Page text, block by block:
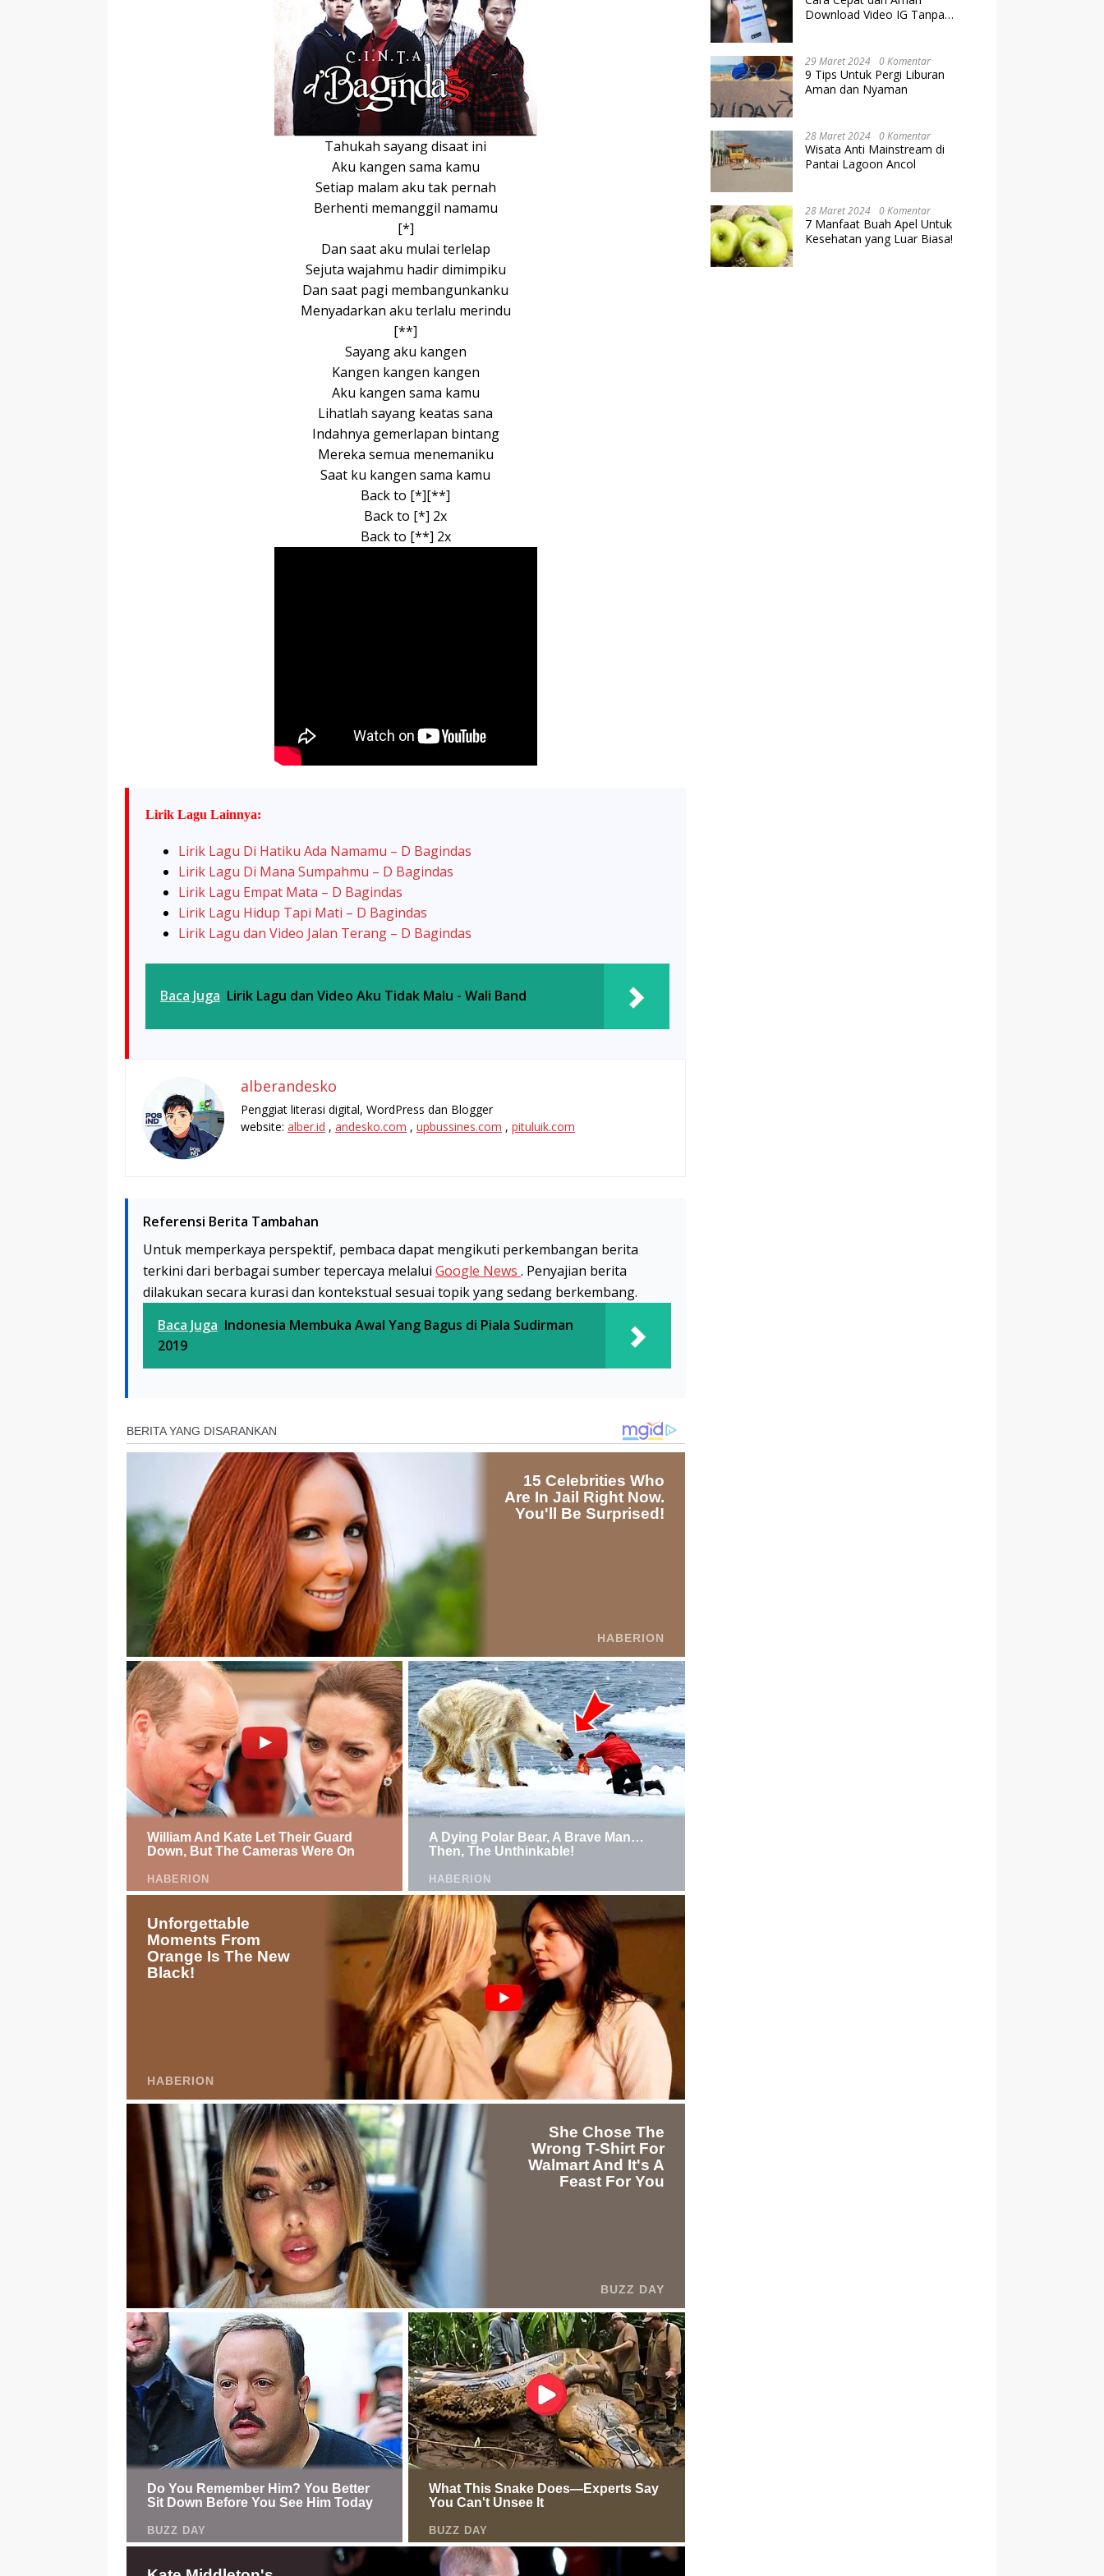
Tahukah sayang disaat ini
Aku kangen sama kamu
Setiap malam aku tak pernah
Berhenti memanggil namamu
[*]
Dan saat aku mulai terlelap
Sejuta wajahmu hadir dimimpiku
Dan saat pagi membangunkanku
Menyadarkan aku terlalu merindu
[**]
Sayang aku kangen
Kangen kangen kangen
Aku kangen sama kamu
Lihatlah sayang keatas sana
Indahnya gemerlapan bintang
Mereka semua menemaniku
Saat ku kangen sama kamu
Back to [*][**]
Back to [*] 2x
Back to [**] 2x
Lirik Lagu Lainnya:
Lirik Lagu Di Hatiku Ada Namamu – D Bagindas
Lirik Lagu Di Mana Sumpahmu – D Bagindas
Lirik Lagu Empat Mata – D Bagindas
Lirik Lagu Hidup Tapi Mati – D Bagindas
Lirik Lagu dan Video Jalan Terang – D Bagindas
Baca Juga Lirik Lagu dan Video Aku Tidak Malu - Wali Band
alberandesko
Penggiat literasi digital, WordPress dan Blogger
website: alber.id , andesko.com , upbussines.com , pituluik.com
Referensi Berita Tambahan
Untuk memperkaya perspektif, pembaca dapat mengikuti perkembangan berita
terkini dari berbagai sumber tepercaya melalui Google News . Penyajian berita
dilakukan secara kurasi dan kontekstual sesuai topik yang sedang berkembang.
Baca Juga Indonesia Membuka Awal Yang Bagus di Piala Sudirman
2019
Download Video IG Tanpa
29 Maret 2024 0 Komentar
9 Tips Untuk Pergi Liburan
Aman dan Nyaman
28 Maret 2024 0 Komentar
Wisata Anti Mainstream di
Pantai Lagoon Ancol
28 Maret 2024 0 Komentar
7 Manfaat Buah Apel Untuk
Kesehatan yang Luar Biasa!